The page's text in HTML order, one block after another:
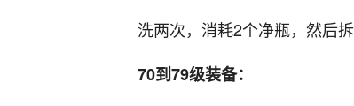
洗两次，消耗2个净瓶，然后
70到79级装备：